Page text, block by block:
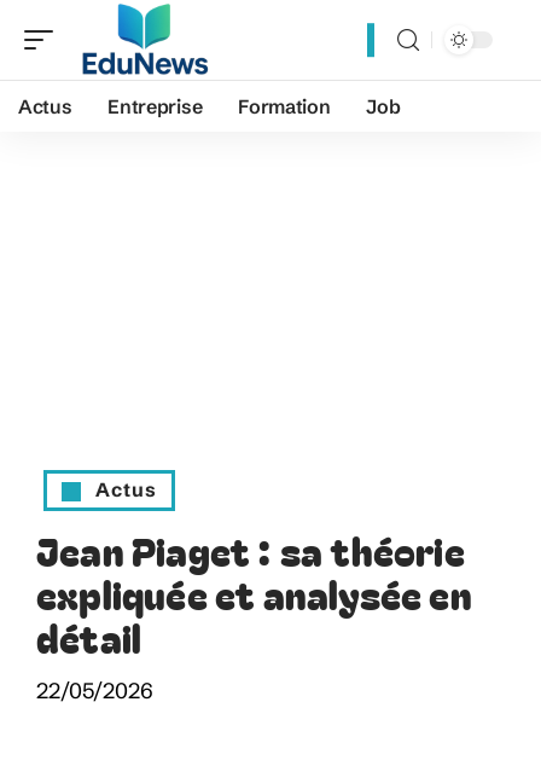
Actus Entreprise Formation Job
Actus
Jean Piaget : sa théorie
expliquée et analysée en
détail
22/05/2026